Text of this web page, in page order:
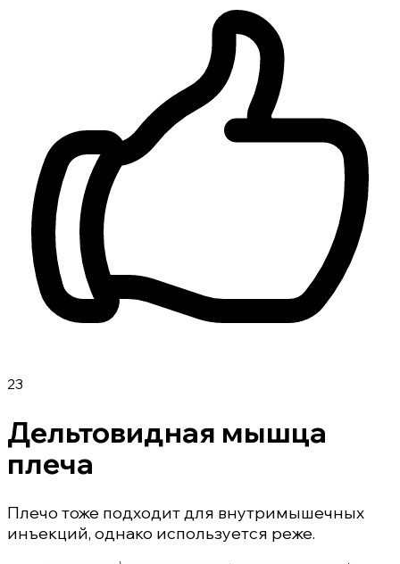
23
Дельтовидная мышца
плеча
Плечо тоже подходит для внутримышечных
инъекций, однако используется реже.